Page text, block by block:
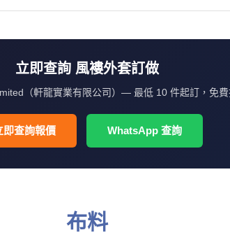
立即查詢 風褸外套訂做
（軒龍實業有限公司）— 最低 10 件起訂，免費
即查詢報價 WhatsApp 查詢
布料